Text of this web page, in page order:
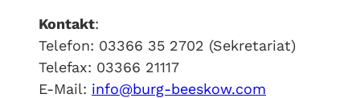
Kontakt:
Telefon: 03366 35 2702 (Sekretariat)
Telefax: 03366 21117
E-Mail: info@burg-beeskow.com